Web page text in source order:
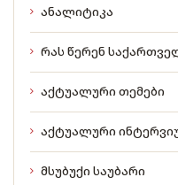
ანალიტიკა
რას წერენ
აქტუალური თემები
აქტუალური
მსუბუქი საუბარი